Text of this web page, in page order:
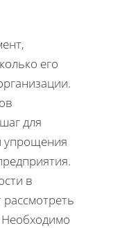
его
для
упрощения
в
рассмотреть